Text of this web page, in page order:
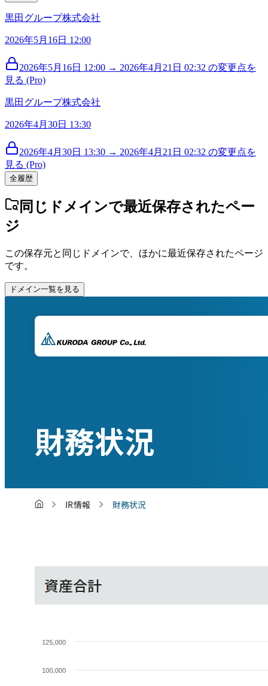
黒田グループ株式会社
2026年5月16日 12:00
2026年5月16日 12:00 → 2026年4月21日 02:32 の変更点を
見る (Pro)
黒田グループ株式会社
2026年4月30日 13:30
2026年4月30日 13:30 → 2026年4月21日 02:32 の変更点を
見る (Pro)
全履歴
同じドメインで最近保存されたペー
ジ
この保存元と同じドメインで、ほかに最近保存されたページ
です。
ドメイン一覧を見る